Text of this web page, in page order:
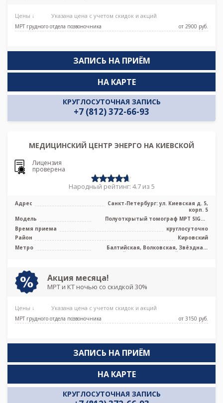
Цены ↓ Указана цена с учетом скидок и акций
МРТ грудного отдела позвоночника от 2900 pуб.
ЗАПИСЬ НА ПРИЁМ
КРУГЛОСУТОЧНАЯ ЗАПИСЬ
+7 (812) 372-66-93
НА КАРТЕ
МЕДИЦИНСКИЙ ЦЕНТР ЭНЕРГО НА КИЕВСКОЙ
Лицензия
проверена
Народный рейтинг: 4.7 из 5
Адрес
Санкт-Петербург: ул. Киевская д. 5,
корп. 5
Модель
Полуоткрытый томограф МРТ SIGNA
...
Время приема
круглосуточно
Район
Кировский
Метро
Балтийская, Волковская, Звёздная,
Кировский завод, Ленинский проспект,
Фрунзенская, Электросила, Дунайская,
Боровая, Заставская, Броневая
Акция месяца!
МРТ и КТ ночью со скидкой 30%
Цены ↓ Указана цена с учетом скидок и акций
МРТ грудного отдела позвоночника от 3150 pуб.
ЗАПИСЬ НА ПРИЁМ
КРУГЛОСУТОЧНАЯ ЗАПИСЬ
НА КАРТЕ